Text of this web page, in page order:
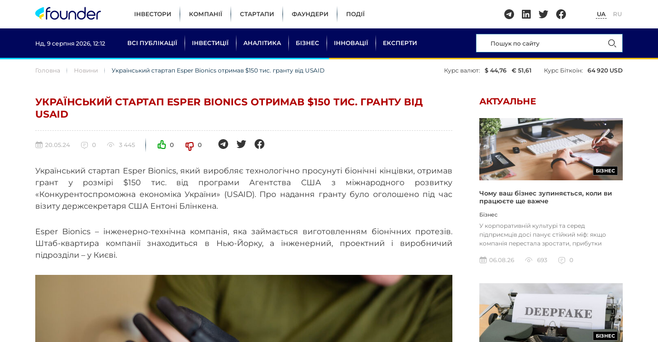
ІНВЕСТОРИ КОМПАНІЇ СТАРТАПИ ФАУНДЕРИ ПОДІЇ UA RU
Нд, 9 серпня 2026, 12:12 ВСІ ПУБЛІКАЦІЇ ІНВЕСТИЦІЇ АНАЛІТИКА БІЗНЕС ІННОВАЦІЇ ЕКСПЕРТИ
Головна Новини Український стартап Esper Bionics отримав $150 тис. гранту від USAID Курс валют: $ 44,76 € 51,61 Курс Біткоїн: 64 920 USD
УКРАЇНСЬКИЙ СТАРТАП ESPER BIONICS ОТРИМАВ $150 ТИС. ГРАНТУ ВІД
USAID
20.05.24 0 3 445 0 0
Український стартап Esper Bionics, який виробляє технологічно просунуті біонічні кінцівки, отримав
грант у розмірі $150 тис. від програми Агентства США з міжнародного розвитку
«Конкурентоспроможна економіка України» (USAID). Про надання гранту було оголошено під час
візиту держсекретаря США Ентоні Блінкена.
Esper Bionics – інженерно-технічна компанія, яка займається виготовленням біонічних протезів.
Штаб-квартира компанії знаходиться в Нью-Йорку, а інженерний, проектний і виробничий
підрозділи – у Києві.
АКТУАЛЬНЕ
БІЗНЕС
Чому ваш бізнес зупиняється, коли ви
працюєте ще важче
Бізнес
У корпоративній культурі та серед
підприємців досі панує стійкий міф: якщо
компанія перестала зростати, прибутки
06.08.26
693 0
БІЗНЕС